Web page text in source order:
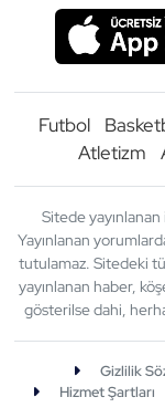
Futbol
Atletizm
Sitede
Yayınlanan
tutulamaz. Sitedeki
yayınlanan haber,
gösterilse dahi,
Gizlilik
Hizmet Şartları